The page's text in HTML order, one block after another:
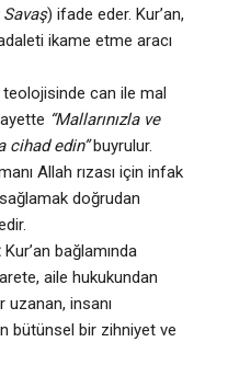
Savaş) ifade eder. Kur’an,
ikame etme aracı
teolojisinde can ile mal
“Mallarınızla ve
cihad edin”buyrulur.
Allah rızası için infak
doğrudan
Kur’an bağlamında
aile hukukundan
uzanan, insanı
bütünsel bir zihniyet ve